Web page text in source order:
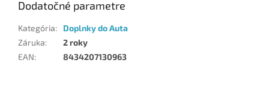
Dodatočné parametre
Kategória:
Doplnky do Auta
Záruka:
2 roky
EAN: 8434207130963